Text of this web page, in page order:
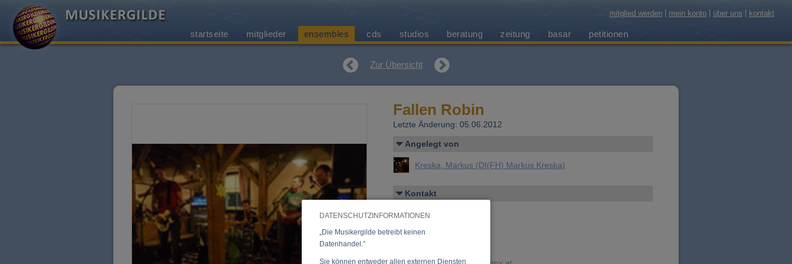
DATENSCHUTZINFORMATIONEN
„Die Musikergilde betreibt keinen
Datenhandel.”
Sie können entweder allen externen Diensten
mitglied werden mein konto über uns kontakt
startseite mitglieder ensembles cds studios beratung zeitung basar petitionen
Zur Übersicht
Fallen Robin
Letzte Änderung: 05.06.2012
Angelegt von
Kreska, Markus (DI(FH) Markus Kreska)
Kontakt
Ausstellungsgasse 8/1/18
2700 Wiener Neustadt